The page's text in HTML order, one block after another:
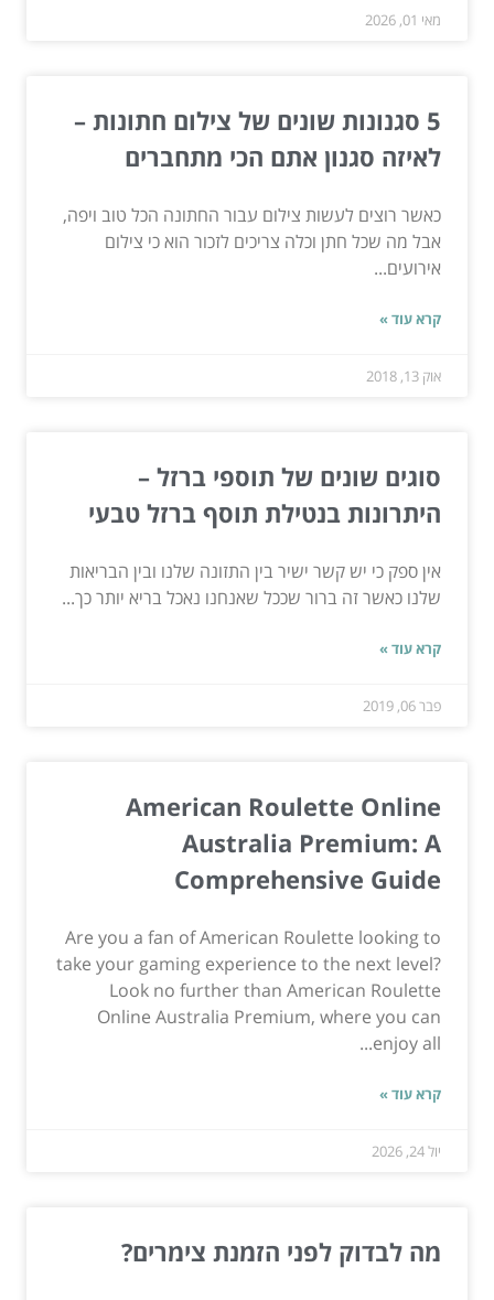
מאי 01, 2026
5 סגנונות שונים של צילום חתונות –
לאיזה סגנון אתם הכי מתחברים
כאשר רוצים לעשות צילום עבור החתונה הכל טוב ויפה,
אבל מה שכל חתן וכלה צריכים לזכור הוא כי צילום
אירועים...
קרא עוד »
אוק 13, 2018
סוגים שונים של תוספי ברזל –
היתרונות בנטילת תוסף ברזל טבעי
אין ספק כי יש קשר ישיר בין התזונה שלנו ובין הבריאות
שלנו כאשר זה ברור שככל שאנחנו נאכל בריא יותר כך...
קרא עוד »
פבר 06, 2019
American Roulette Online
Australia Premium: A
Comprehensive Guide
Are you a fan of American Roulette looking to
take your gaming experience to the next level?
Look no further than American Roulette
Online Australia Premium, where you can
enjoy all...
קרא עוד »
יול 24, 2026
מה לבדוק לפני הזמנת צימרים?